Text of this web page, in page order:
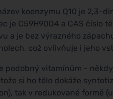
koenzymu Q10 je
je C59H90O4 a CAS číslo
a je bez výrazného
což ovlivňuje i jeho
podobný vitamínům -
si ho tělo dokáže
tak v redukované formě